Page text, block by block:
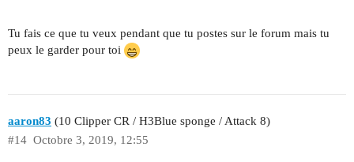
Tu fais ce que tu veux pendant que tu postes sur le forum mais tu
peux le garder pour toi
aaron83 (10 Clipper CR / H3Blue sponge / Attack 8)
Octobre 3, 2019, 12:55
#14